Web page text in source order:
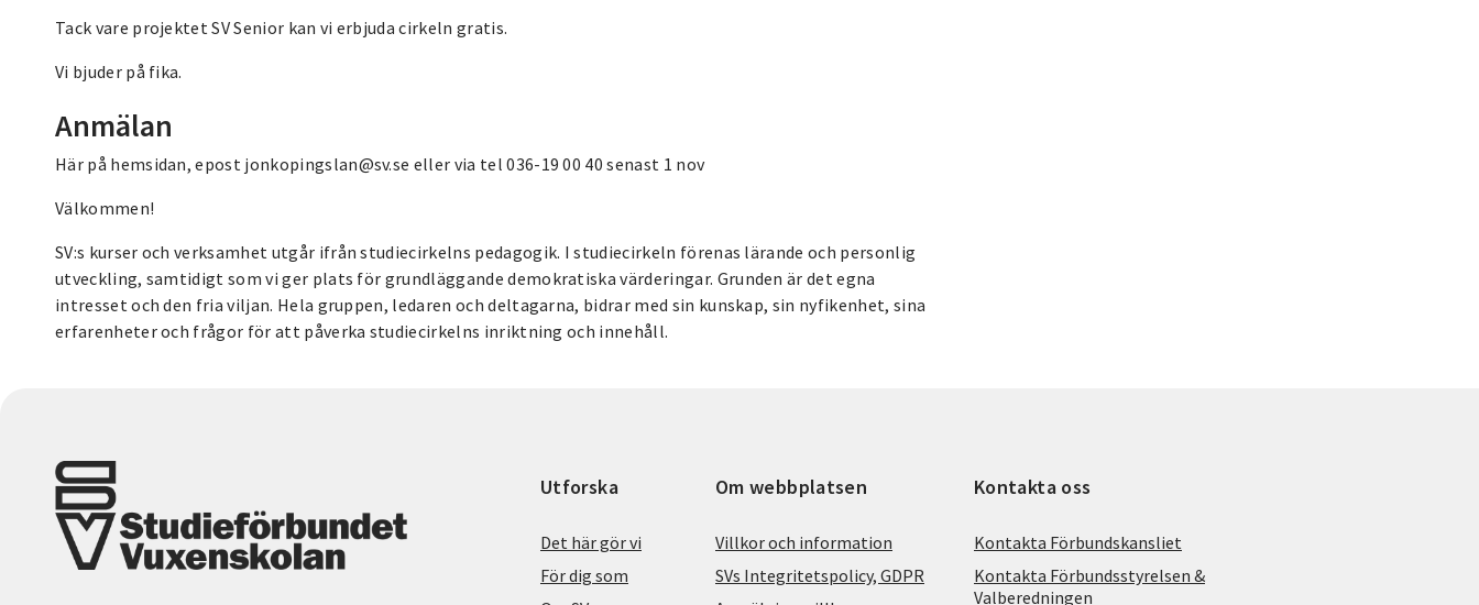
Tack vare projektet SV Senior kan vi erbjuda cirkeln gratis.
Vi bjuder på fika.
Anmälan
Här på hemsidan, epost jonkopingslan@sv.se eller via tel 036-19 00 40 senast 1 nov
Välkommen!
SV:s kurser och verksamhet utgår ifrån studiecirkelns pedagogik. I studiecirkeln förenas lärande och personlig
utveckling, samtidigt som vi ger plats för grundläggande demokratiska värderingar. Grunden är det egna
intresset och den fria viljan. Hela gruppen, ledaren och deltagarna, bidrar med sin kunskap, sin nyfikenhet, sina
erfarenheter och frågor för att påverka studiecirkelns inriktning och innehåll.
Utforska
Det här gör vi
För dig som
Om webbplatsen
Villkor och information
SVs Integritetspolicy, GDPR
Kontakta oss
Kontakta Förbundskansliet
Kontakta Förbundsstyrelsen &
Valberedningen